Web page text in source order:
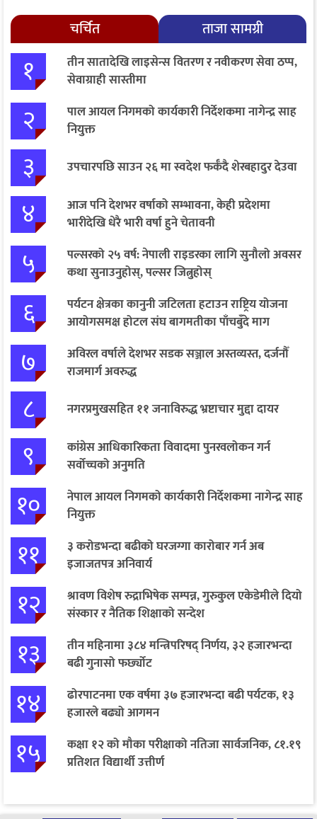
चर्चित ताजा सामग्री
१
तीन सातादेखि लाइसेन्स वितरण र नवीकरण सेवा ठप्प,
सेवाग्राही सास्तीमा
२
पाल आयल निगमको कार्यकारी निर्देशकमा नागेन्द्र साह
नियुक्त
३ उपचारपछि साउन २६ मा स्वदेश फर्कँदै शेरबहादुर देउवा
४
आज पनि देशभर वर्षाको सम्भावना, केही प्रदेशमा
भारीदेखि धेरै भारी वर्षा हुने चेतावनी
५
पल्सरको २५ वर्ष: नेपाली राइडरका लागि सुनौलो अवसर
कथा सुनाउनुहोस्, पल्सर जित्नुहोस्
६
पर्यटन क्षेत्रका कानुनी जटिलता हटाउन राष्ट्रिय योजना
आयोगसमक्ष होटल संघ बागमतीका पाँचबुँदे माग
७
अविरल वर्षाले देशभर सडक सञ्जाल अस्तव्यस्त, दर्जनौँ
राजमार्ग अवरुद्ध
८ नगरप्रमुखसहित ११ जनाविरुद्ध भ्रष्टाचार मुद्दा दायर
९
कांग्रेस आधिकारिकता विवादमा पुनरवलोकन गर्न
सर्वोच्चको अनुमति
१०
नेपाल आयल निगमको कार्यकारी निर्देशकमा नागेन्द्र साह
नियुक्त
११
३ करोडभन्दा बढीको घरजग्गा कारोबार गर्न अब
इजाजतपत्र अनिवार्य
१२
श्रावण विशेष रुद्राभिषेक सम्पन्न, गुरुकुल एकेडेमीले दियो
संस्कार र नैतिक शिक्षाको सन्देश
१३
तीन महिनामा ३८४ मन्त्रिपरिषद् निर्णय, ३२ हजारभन्दा
बढी गुनासो फर्छ्योट
१४
ढोरपाटनमा एक वर्षमा ३७ हजारभन्दा बढी पर्यटक, १३
हजारले बढ्यो आगमन
१५
कक्षा १२ को मौका परीक्षाको नतिजा सार्वजनिक, ८१.१९
प्रतिशत विद्यार्थी उत्तीर्ण